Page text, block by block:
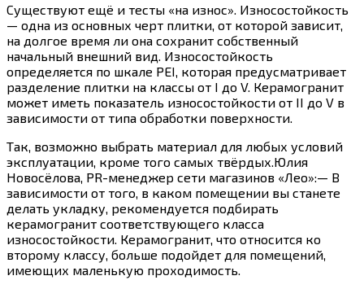
Существуют ещё и тесты «на износ». Износостойкость
— одна из основных черт плитки, от которой зависит,
на долгое время ли она сохранит собственный
начальный внешний вид. Износостойкость
определяется по шкале PEI, которая предусматривает
разделение плитки на классы от I до V. Керамогранит
может иметь показатель износостойкости от II до V в
зависимости от типа обработки поверхности.
Так, возможно выбрать материал для любых условий
эксплуатации, кроме того самых твёрдых.Юлия
Новосёлова, PR-менеджер сети магазинов «Лео»:— В
зависимости от того, в каком помещении вы станете
делать укладку, рекомендуется подбирать
керамогранит соответствующего класса
износостойкости. Керамогранит, что относится ко
второму классу, больше подойдет для помещений,
имеющих маленькую проходимость.